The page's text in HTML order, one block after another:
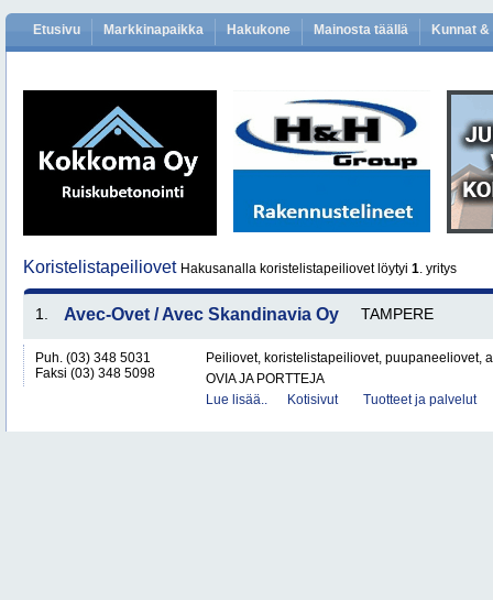
Etusivu Markkinapaikka Hakukone Mainosta täällä Kunnat
Koristelistapeiliovet Hakusanalla koristelistapeiliovet löytyi 1. yritys
1. Avec-Ovet / Avec Skandinavia Oy TAMPERE
Puh. (03) 348 5031
Faksi (03) 348 5098
Peiliovet, koristelistapeiliovet, puupaneeliovet,
OVIA JA PORTTEJA
Lue lisää..
Kotisivut Tuotteet ja palvelut